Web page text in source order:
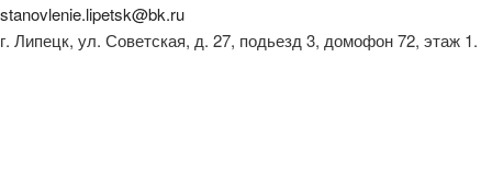
stanovlenie.lipetsk@bk.ru
г. Липецк, ул. Советская, д. 27, подьезд 3, домофон 72, этаж 1.